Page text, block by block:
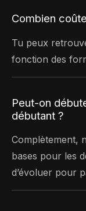
Combien
Tu peux
fonction des
Peut-on
débutant ?
Complètement,
bases pour les
d’évoluer pour